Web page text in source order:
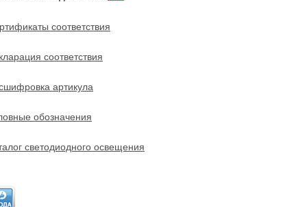
соответствия
соответствия
артикула
обозначения
светодиодного освещения